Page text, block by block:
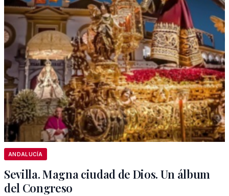
ANDALUCÍA
Sevilla. Magna ciudad de Dios. Un álbum
del Congreso